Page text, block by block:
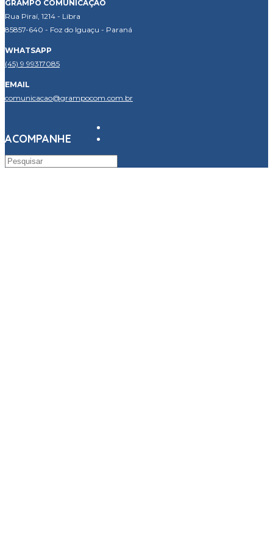
GRAMPO COMUNICAÇÃO
Rua Piraí, 1214 - Libra
85857-640 - Foz do Iguaçu - Paraná
WHATSAPP
(45) 9 99317085
EMAIL
comunicacao@grampocom.com.br
ACOMPANHE